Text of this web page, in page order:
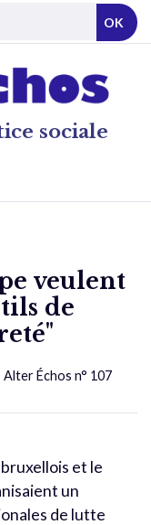
sociale
OK
veulent
de
Alter Échos n° 107
et le
un
de lutte